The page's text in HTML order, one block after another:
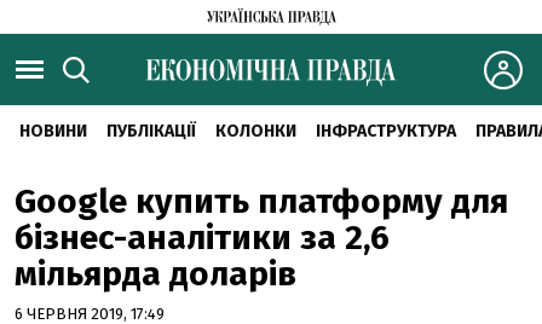
НОВИНИ ПУБЛІКАЦІЇ КОЛОНКИ ІНФРАСТРУКТУРА
Google купить платформу для
бізнес-аналітики за 2,6
мільярда доларів
6 ЧЕРВНЯ 2019, 17:49